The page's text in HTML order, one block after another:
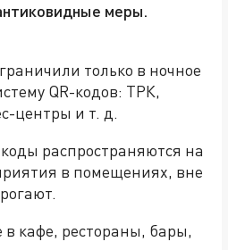
меры.
только в ночное
QR-кодов: ТРК,
центры и т. д.
распространяются на
в помещениях, вне
в кафе, рестораны, бары,